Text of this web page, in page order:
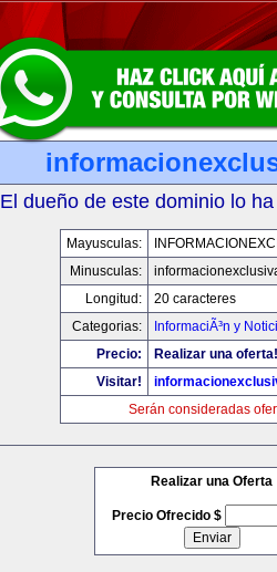
El dueño de este dominio lo
Mayusculas:
Minusculas:
Longitud:
20 caracteres
Categorias:
InformaciÃ³n y
Precio:
Realizar una oferta!
Visitar!
Serán consideradas
Realizar una Oferta
Precio Ofrecido $